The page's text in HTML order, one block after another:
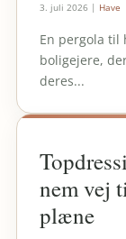
3. juli 2026 | Have
En pergola
boligejere,
deres...
nem vej
plæne